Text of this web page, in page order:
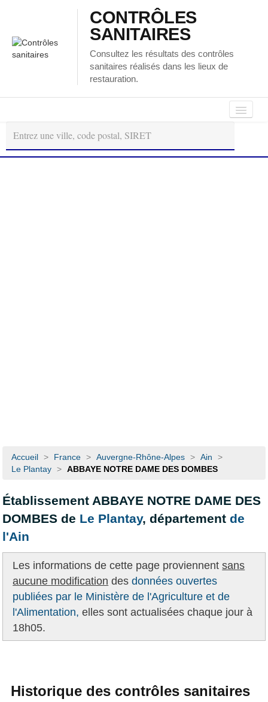
CONTRÔLES
SANITAIRES
Consultez les résultats des contrôles
sanitaires réalisés dans les lieux de
restauration.
Autour
de
moi
Régions
Accueil > France > Auvergne-Rhône-Alpes > Ain
>
Le Plantay > ABBAYE NOTRE DAME DES DOMBES
Établissement ABBAYE NOTRE DAME DES
DOMBES de Le Plantay, départementde
l'Ain
Les informations de cette page proviennentsans
aucune modification desdonnées ouvertes
publiées par le Ministère de l'Agriculture et de
l'Alimentation, elles sont actualisées chaque jour à
18h05.
Historique des contrôles sanitaires